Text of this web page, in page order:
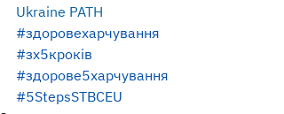
Ukraine PATH
#здоровехарчування
#зх5кроків
#здорове5харчування
#5StepsSTBCEU